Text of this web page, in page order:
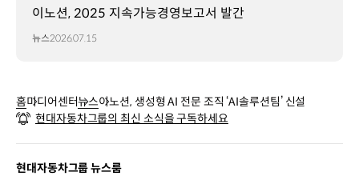
이노션, 2025 지속가능경영보고서 발간
뉴스2026.07.15
홈미디어센터뉴스이노션, 생성형 AI 전문 조직 ‘AI솔루션팀’ 신설
현대자동차그룹의 최신 소식을 구독하세요
현대자동차그룹 뉴스룸